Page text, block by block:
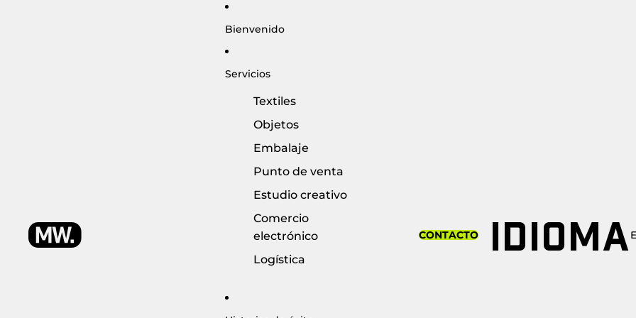
Bienvenido
Servicios
Textiles
Objetos
Embalaje
Punto de venta
Estudio creativo
Comercio
electrónico
Logística
CONTACTO IDIOMA